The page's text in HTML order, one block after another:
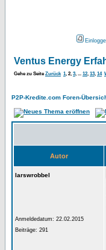
Ventus Energy
Gehe zu SeiteZurück 1, 2, 3, ... 12, 13, 14
P2P-Kredite.com Foren-
Autor
larswrobbel
Anmeldedatum: 22.02.2015
Beiträge: 291